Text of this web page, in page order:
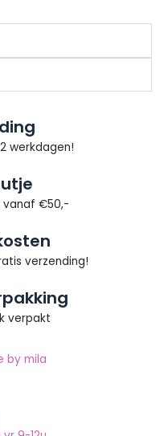
werkdagen!
vanaf €50,-
verzending!
verpakt